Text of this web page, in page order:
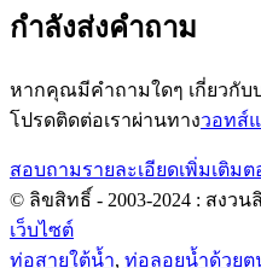
กำลังส่งคำถาม
หากคุณมีคำถามใดๆ เกี่ยวกั
โปรดติดต่อเราผ่านทางวอทส์
สอบถามรายละเอียดเพิ่มเติม
© ลิขสิทธิ์ - 2003-2024 : สงว
เว็บไซต์
ท่อสายใต้น้ำ, ท่อลอยน้ำด้วยต